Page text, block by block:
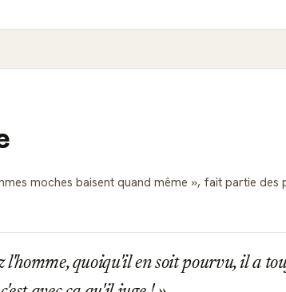
moches baisent quand même
, fait partie des
l'homme, quoiqu'il en soit pourvu, il a